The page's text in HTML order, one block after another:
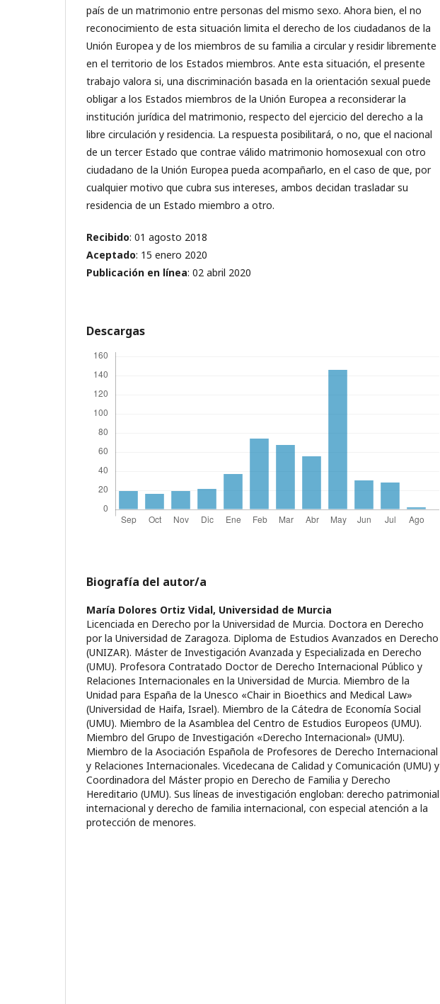
país de un matrimonio entre personas del mismo sexo. Ahora bien, el no
reconocimiento de esta situación limita el derecho de los ciudadanos de la
Unión Europea y de los miembros de su familia a circular y residir libremente
en el territorio de los Estados miembros. Ante esta situación, el presente
trabajo valora si, una discriminación basada en la orientación sexual puede
obligar a los Estados miembros de la Unión Europea a reconsiderar la
institución jurídica del matrimonio, respecto del ejercicio del derecho a la
libre circulación y residencia. La respuesta posibilitará, o no, que el nacional
de un tercer Estado que contrae válido matrimonio homosexual con otro
ciudadano de la Unión Europea pueda acompañarlo, en el caso de que, por
cualquier motivo que cubra sus intereses, ambos decidan trasladar su
residencia de un Estado miembro a otro.
Recibido: 01 agosto 2018
Aceptado: 15 enero 2020
Publicación en línea: 02 abril 2020
Descargas
Biografía del autor/a
María Dolores Ortiz Vidal, Universidad de Murcia
Licenciada en Derecho por la Universidad de Murcia. Doctora en Derecho
por la Universidad de Zaragoza. Diploma de Estudios Avanzados en Derecho
(UNIZAR). Máster de Investigación Avanzada y Especializada en Derecho
(UMU). Profesora Contratado Doctor de Derecho Internacional Público y
Relaciones Internacionales en la Universidad de Murcia. Miembro de la
Unidad para España de la Unesco «Chair in Bioethics and Medical Law»
(Universidad de Haifa, Israel). Miembro de la Cátedra de Economía Social
(UMU). Miembro de la Asamblea del Centro de Estudios Europeos (UMU).
Miembro del Grupo de Investigación «Derecho Internacional» (UMU).
Miembro de la Asociación Española de Profesores de Derecho Internacional
y Relaciones Internacionales. Vicedecana de Calidad y Comunicación (UMU) y
Coordinadora del Máster propio en Derecho de Familia y Derecho
Hereditario (UMU). Sus líneas de investigación engloban: derecho patrimonial
internacional y derecho de familia internacional, con especial atención a la
protección de menores.